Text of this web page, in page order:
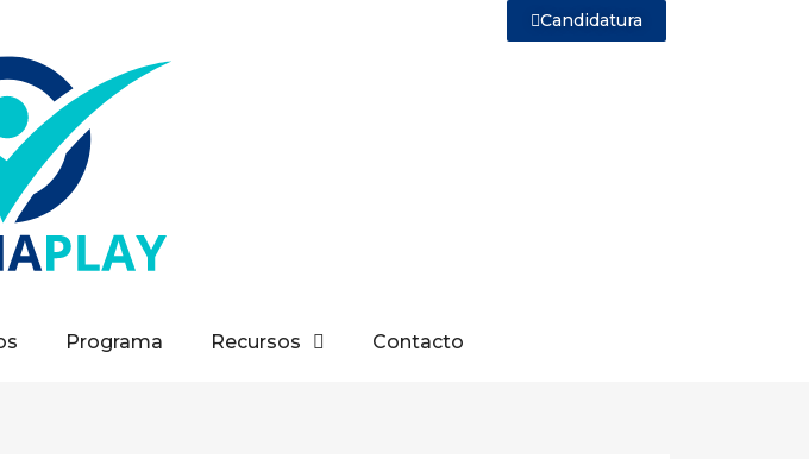
Candidatura
Programa Recursos Contacto